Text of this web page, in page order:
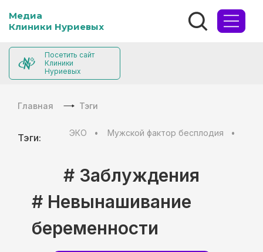
Медиа
Клиники Нуриевых
Посетить сайт
Клиники
Нуриевых
Главная Тэги
Тэги: ЭКО Мужской фактор бесплодия
# Заблуждения
# Невынашивание
беременности